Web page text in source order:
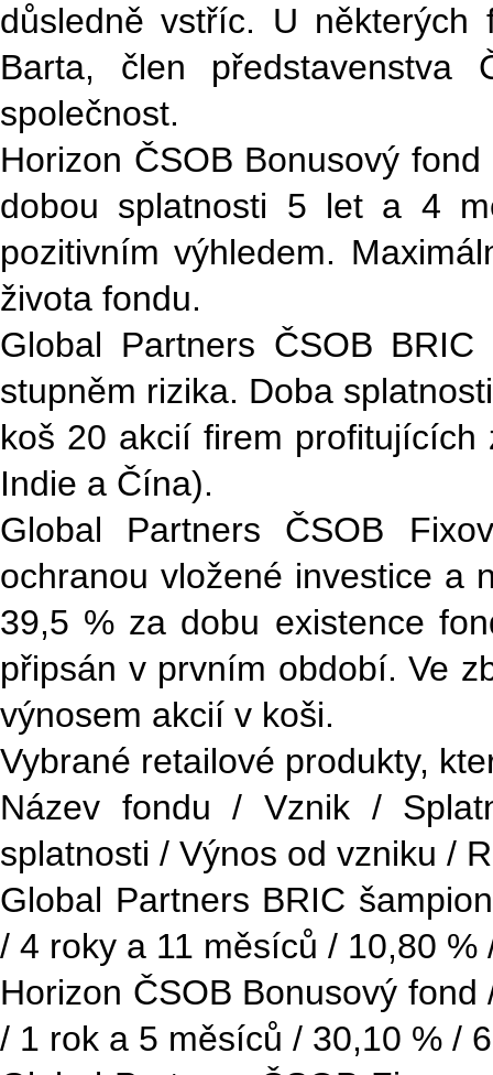
důsledně vstříc. U
Barta, člen představenstva
společnost.
Horizon ČSOB Bonusový
dobou splatnosti 5 let a 4
pozitivním výhledem.
života fondu.
Global Partners ČSOB
stupněm rizika. Doba
koš 20 akcií firem
Indie a Čína).
Global Partners ČSOB
ochranou vložené investice a
39,5 % za dobu existence
připsán v prvním období. Ve
výnosem akcií v koši.
Vybrané retailové produkty,
Název fondu / Vznik /
splatnosti / Výnos od vzniku /
Global Partners BRIC
/ 4 roky a 11 měsíců / 10,80 %
Horizon ČSOB Bonusový
/ 1 rok a 5 měsíců / 30,10 % /